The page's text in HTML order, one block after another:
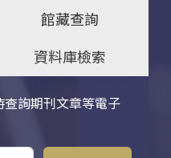
館藏查詢
資料庫檢索
詢期刊文章等電子